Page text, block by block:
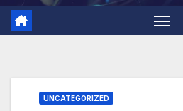
UNCATEGORIZED